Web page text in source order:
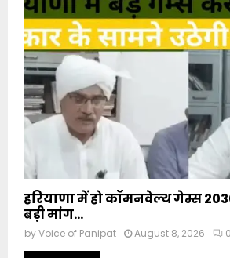
हरियाणा में हो कॉमनवेल्थ गेम्स
बड़ी मांग...
byVoice of Panipat August 8, 2026 0